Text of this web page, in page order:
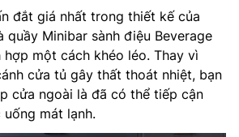
đắt giá nhất trong thiết kế của
quầy Minibar sành điệu Beverage
một cách khéo léo. Thay vì
cửa tủ gây thất thoát nhiệt, bạn
cửa ngoài là đã có thể tiếp cận
mát lạnh.